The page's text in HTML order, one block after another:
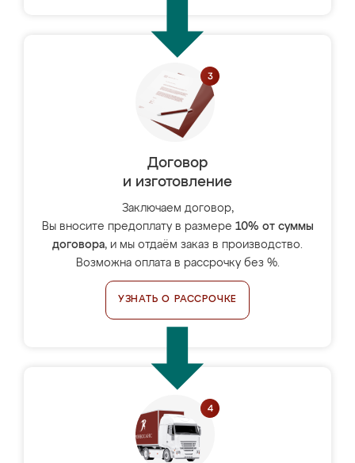
Договор
и изготовление
Заключаем договор,
Вы вносите предоплату в размере 10% от суммы
договора, и мы отдаём заказ в производство.
Возможна оплата в рассрочку без %.
УЗНАТЬ О РАССРОЧКЕ